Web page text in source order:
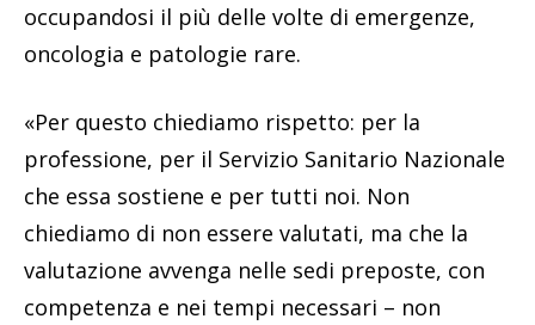
occupandosi il più delle volte di emergenze,
oncologia e patologie rare.
«Per questo chiediamo rispetto: per la
professione, per il Servizio Sanitario Nazionale
che essa sostiene e per tutti noi. Non
chiediamo di non essere valutati, ma che la
valutazione avvenga nelle sedi preposte, con
competenza e nei tempi necessari – non